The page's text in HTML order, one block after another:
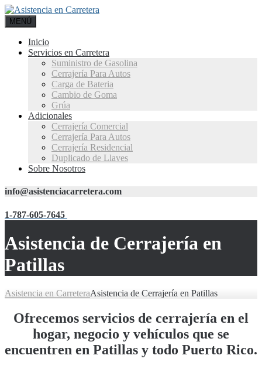
MENÚ
Inicio
Servicios en Carretera
Suministro de Gasolina
Cerrajería Para Autos
Carga de Bateria
Cambio de Goma
Grúa
Adicionales
Cerrajería Comercial
Cerrajería Para Autos
Cerrajería Residencial
Duplicado de Llaves
Sobre Nosotros
info@asistenciacarretera.com
1-787-605-7645
Asistencia de Cerrajería en
Patillas
Asistencia en CarreteraAsistencia de Cerrajería en Patillas
Ofrecemos servicios de cerrajería en el
hogar, negocio y vehículos que se
encuentren en Patillas y todo Puerto Rico.